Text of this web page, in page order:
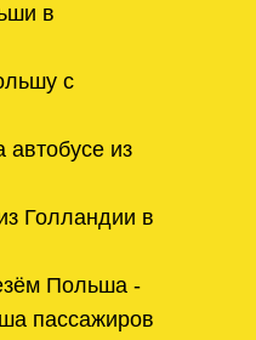
в
с
из
Голландии в
Польша -
пассажиров